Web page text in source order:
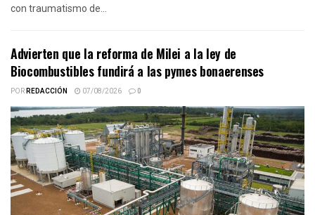
con traumatismo de...
Advierten que la reforma de Milei a la ley de
Biocombustibles fundirá a las pymes bonaerenses
PORREDACCIÓN 07/08/2026 0